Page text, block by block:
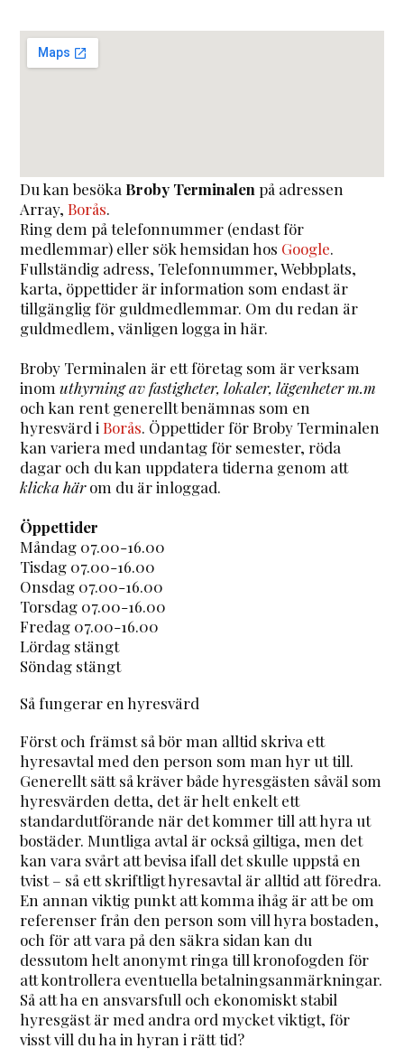
Du kan besöka Broby Terminalen på adressen
Array,Borås.
Ring dem på telefonnummer (endast för
medlemmar) eller sök hemsidan hos Google.
Fullständig adress, Telefonnummer, Webbplats,
karta, öppettider är information som endast är
tillgänglig för guldmedlemmar. Om du redan är
guldmedlem, vänligen logga in här.
Broby Terminalen är ett företag som är verksam
inomuthyrning av fastigheter, lokaler, lägenheter m.m
och kan rent generellt benämnas som en
hyresvärd iBorås. Öppettider för Broby Terminalen
kan variera med undantag för semester, röda
dagar och du kan uppdatera tiderna genom att
klicka härom du är inloggad.
Öppettider
Måndag 07.00-16.00
Tisdag 07.00-16.00
Onsdag 07.00-16.00
Torsdag 07.00-16.00
Fredag 07.00-16.00
Lördag stängt
Söndag stängt
Så fungerar en hyresvärd
Först och främst så bör man alltid skriva ett
hyresavtal med den person som man hyr ut till.
Generellt sätt så kräver både hyresgästen såväl som
hyresvärden detta, det är helt enkelt ett
standardutförande när det kommer till att hyra ut
bostäder. Muntliga avtal är också giltiga, men det
kan vara svårt att bevisa ifall det skulle uppstå en
tvist – så ett skriftligt hyresavtal är alltid att föredra.
En annan viktig punkt att komma ihåg är att be om
referenser från den person som vill hyra bostaden,
och för att vara på den säkra sidan kan du
dessutom helt anonymt ringa till kronofogden för
att kontrollera eventuella betalningsanmärkningar.
Så att ha en ansvarsfull och ekonomiskt stabil
hyresgäst är med andra ord mycket viktigt, för
visst vill du ha in hyran i rätt tid?